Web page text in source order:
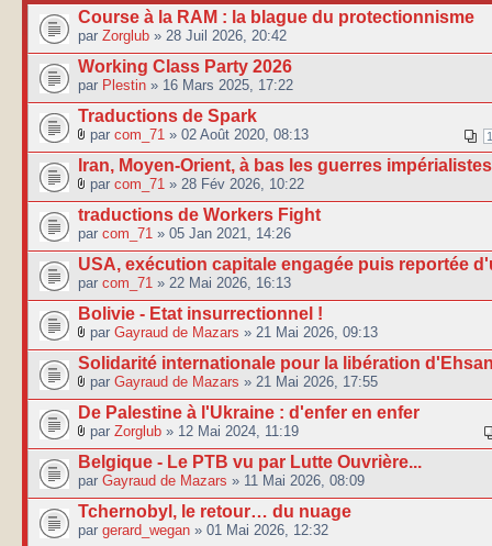
Course à la RAM : la blague du protectionnisme
par Zorglub » 28 Juil 2026, 20:42
Working Class Party 2026
par Plestin » 16 Mars 2025, 17:22
Traductions de Spark
1
par com_71 » 02 Août 2020, 08:13
Iran, Moyen-Orient, à bas les guerres
par com_71 » 28 Fév 2026, 10:22
traductions de Workers Fight
par com_71 » 05 Jan 2021, 14:26
USA, exécution capitale engagée puis reportée
par com_71 » 22 Mai 2026, 16:13
Bolivie - Etat insurrectionnel !
par Gayraud de Mazars » 21 Mai 2026, 09:13
Solidarité internationale pour la libération
par Gayraud de Mazars » 21 Mai 2026, 17:55
De Palestine à l'Ukraine : d'enfer en enfer
par Zorglub » 12 Mai 2024, 11:19
Belgique - Le PTB vu par Lutte Ouvrière...
par Gayraud de Mazars » 11 Mai 2026, 08:09
Tchernobyl, le retour… du nuage
par gerard_wegan » 01 Mai 2026, 12:32